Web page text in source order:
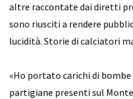
altre raccontate dai diretti
sono riusciti a rendere
lucidità. Storie di calciatori
«Ho portato carichi di
partigiane presenti sul